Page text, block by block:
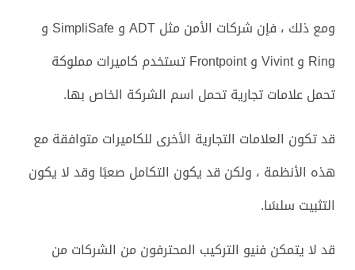
ومع ذلك ، فإن شركات الأمن مثل ADT و SimpliSafe و
Ring و Vivint و Frontpoint تستخدم كاميرات مملوكة
تحمل علامات تجارية تحمل اسم الشركة الخاص بها.
قد تكون العلامات التجارية الأخرى للكاميرات متوافقة مع
هذه الأنظمة ، ولكن قد يكون التكامل صعبًا وقد لا يكون
التثبيت سلسًا.
قد لا يتمكن فنيو التركيب المحترفون من الشركات من